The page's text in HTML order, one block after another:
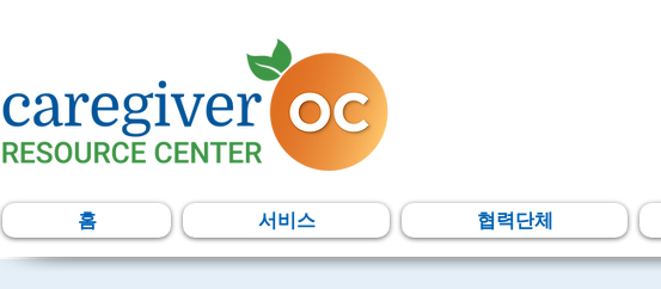
홈 서비스 협력단체